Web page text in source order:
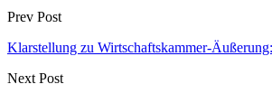
Prev Post
Klarstellung zu Wirtschaftskammer-
Next Post